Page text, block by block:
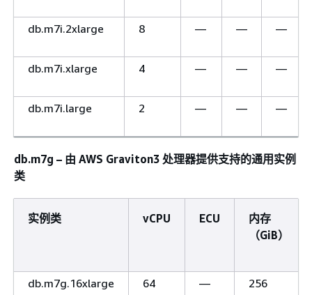
db.m7i.2xlarge 8 — — —
db.m7i.xlarge 4 — — —
db.m7i.large 2 — — —
db.m7g – 由 AWS Graviton3 处理器提供支持的通用实例
类
实例类 vCPU ECU
内存
（GiB）
db.m7g.16xlarge 64 — 256